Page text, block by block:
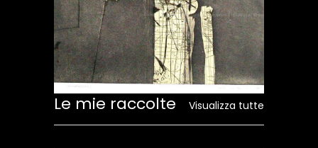
Visualizza tutte
Le mie raccolte